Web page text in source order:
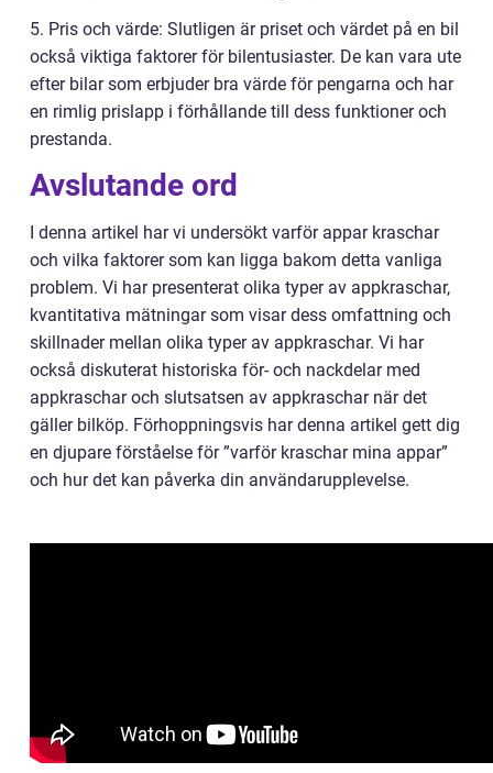
5. Pris och värde: Slutligen är priset och värdet på en bil
också viktiga faktorer för bilentusiaster. De kan vara ute
efter bilar som erbjuder bra värde för pengarna och har
en rimlig prislapp i förhållande till dess funktioner och
prestanda.
Avslutande ord
I denna artikel har vi undersökt varför appar kraschar
och vilka faktorer som kan ligga bakom detta vanliga
problem. Vi har presenterat olika typer av appkraschar,
kvantitativa mätningar som visar dess omfattning och
skillnader mellan olika typer av appkraschar. Vi har
också diskuterat historiska för- och nackdelar med
appkraschar och slutsatsen av appkraschar när det
gäller bilköp. Förhoppningsvis har denna artikel gett dig
en djupare förståelse för ”varför kraschar mina appar”
och hur det kan påverka din användarupplevelse.